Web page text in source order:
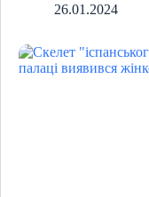
26.01.2024